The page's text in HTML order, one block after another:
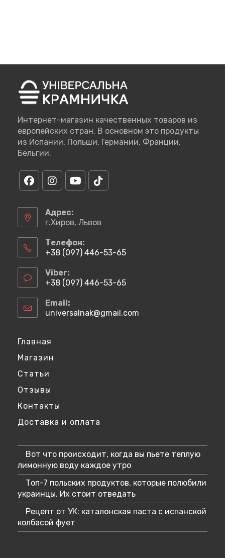
Интернет-магазин качественных товаров из
европейских стран. В основном это продукты
из Испании, Польши, Германии, Франции,
Бельгии.
новой
вкладке
новой
вкладке
новой
вкладкевкладке
Адрес:
г.Хиров, Львов
Телефон:
+38 (097) 446-53-65
в
вашем
Viber:
+38 (097) 446-53-65
в
вашем
Email:
universalnak@gmail.com
Главная
Магазин
Статьи
Отзывы
Контакты
Доставка и оплата
Вот что происходит, когда вы пьете теплую
лимонную воду каждое утро
Топ-7 польских продуктов, которые полюбили
украинцы. Их стоит отведать
Рецепт от УК: каталонская паста с испанской
колбасой фует